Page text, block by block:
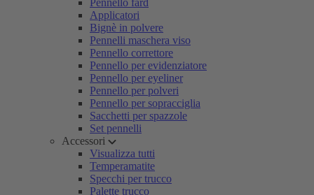
Pennello fard
Applicatori
Bignè in polvere
Pennelli maschera viso
Pennello correttore
Pennello per evidenziatore
Pennello per eyeliner
Pennello per polveri
Pennello per sopracciglia
Sacchetti per spazzole
Set pennelli
Accessori
Visualizza tutti
Temperamatite
Specchi per trucco
Palette trucco